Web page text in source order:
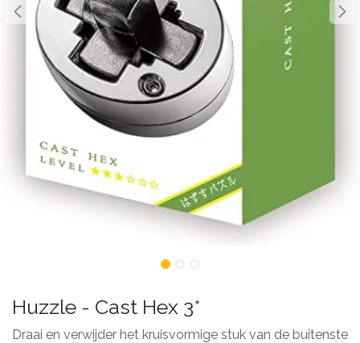
Huzzle - Cast Hex 3*
Draai en verwijder het kruisvormige stuk van de buitenste